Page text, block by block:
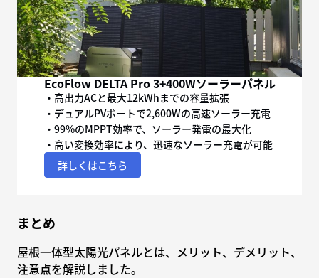
EcoFlow DELTA Pro 3+400Wソーラーパネル
・高出力ACと最大12kWhまでの容量拡張
・デュアルPVポートで2,600Wの高速ソーラー充電
・99%のMPPT効率で、ソーラー発電の最大化
・高い変換効率により、迅速なソーラー充電が可能
詳しくはこちら
まとめ
屋根一体型太陽光パネルとは、メリット、デメリット、
注意点を解説しました。